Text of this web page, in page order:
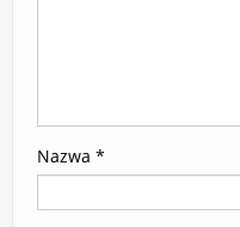
Nazwa *